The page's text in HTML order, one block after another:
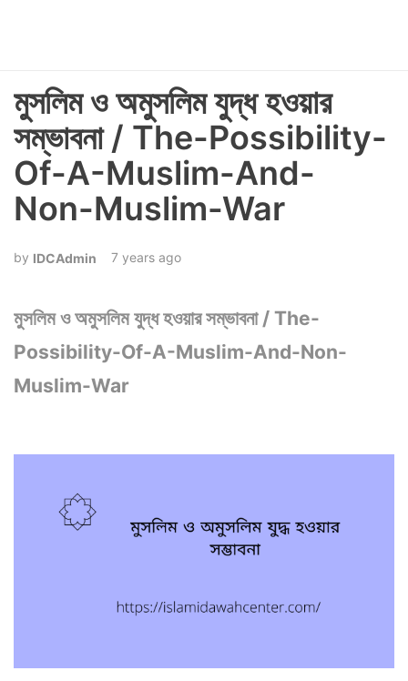
মুসলিম ও অমুসলিম যুদ্ধ হওয়ার
সম্ভাবনা / The-Possibility-
Of-A-Muslim-And-
Non-Muslim-War
IDCAdmin 7 years ago
মুসলিম ও অমুসলিম যুদ্ধ হওয়ার সম্ভাবনা / The-
Possibility-Of-A-Muslim-And-Non-
Muslim-War